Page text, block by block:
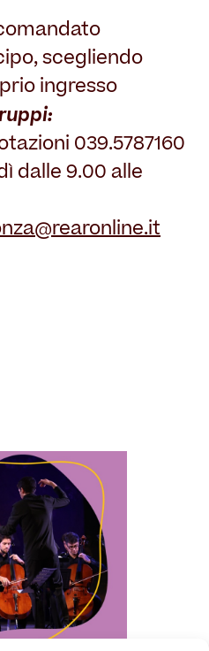
scegliendo
ingresso
039.5787160
dalle 9.00 alle